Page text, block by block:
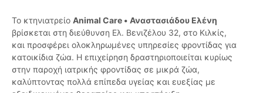
Το κτηνιατρείο Animal Care • Αναστασιάδου Ελένη
βρίσκεται στη διεύθυνση Ελ. Βενιζέλου 32, στο Κιλκίς,
και προσφέρει ολοκληρωμένες υπηρεσίες φροντίδας για
κατοικίδια ζώα. Η επιχείρηση δραστηριοποιείται κυρίως
στην παροχή ιατρικής φροντίδας σε μικρά ζώα,
καλύπτοντας πολλά επίπεδα υγείας και ευεξίας με